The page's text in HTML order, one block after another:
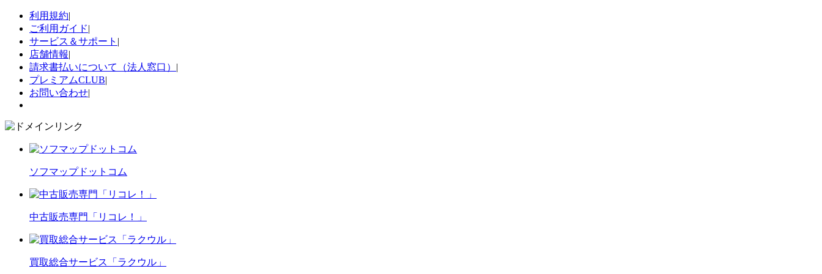
利用規約|
ご利用ガイド|
サービス＆サポート |
店舗情報|
請求書払いについて（法人窓口） |
プレミアムCLUB|
お問い合わせ|
ソフマップドットコム
中古販売専門「リコレ！」
買取総合サービス「ラクウル」